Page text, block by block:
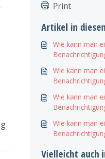
Print
Artikel in
Wie kann man
Bestellungen
Wie kann man
Bestellungen
Wie kann man
erhalten?
Wie kann man
Vielleicht auch